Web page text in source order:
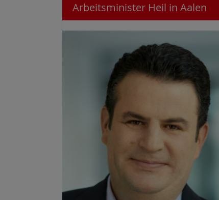
Arbeitsminister Heil in Aalen